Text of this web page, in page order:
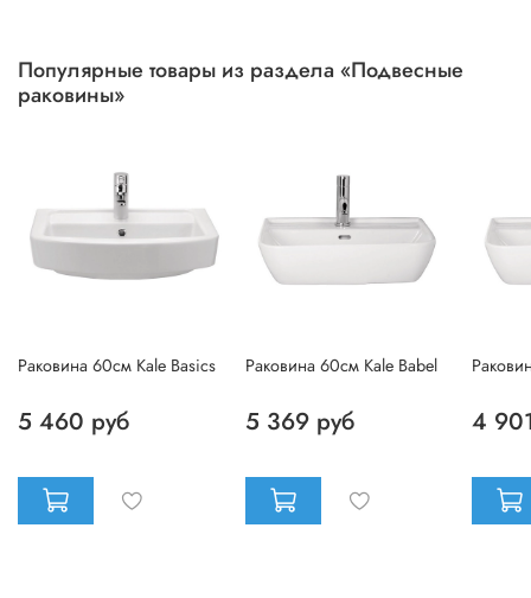
Популярные товары из раздела «Подвесные
раковины»
Раковина 60см Kale Basics
5 460 руб
Раковина 60см Kale Babel
5 369 руб 4